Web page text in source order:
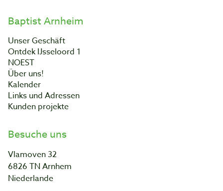
Baptist Arnheim
Unser Geschäft
Ontdek IJsseloord 1
NOEST
Über uns!
Kalender
Links und Adressen
Kunden projekte
Besuche uns
Vlamoven 32
6826 TN Arnhem
Niederlande